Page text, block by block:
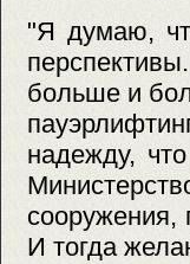
"Я думаю,
больше и
надежду,
сооружения,
И тогда